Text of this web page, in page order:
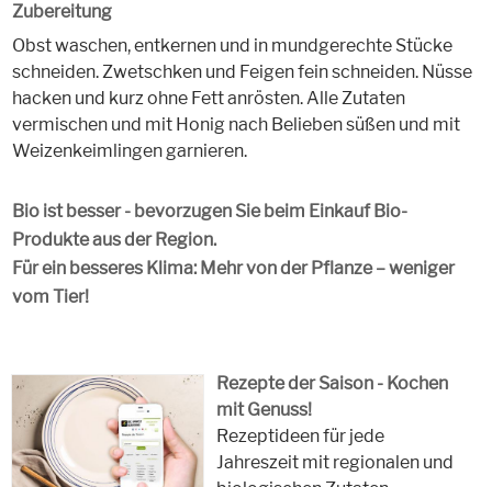
Zubereitung
Obst waschen, entkernen und in mundgerechte Stücke
schneiden. Zwetschken und Feigen fein schneiden. Nüsse
hacken und kurz ohne Fett anrösten. Alle Zutaten
vermischen und mit Honig nach Belieben süßen und mit
Weizenkeimlingen garnieren.
Bio ist besser - bevorzugen Sie beim Einkauf Bio-
Produkte aus der Region.
Für ein besseres Klima: Mehr von der Pflanze – weniger
vom Tier!
Rezepte der Saison - Kochen
mit Genuss!
Rezeptideen für jede
Jahreszeit mit regionalen und